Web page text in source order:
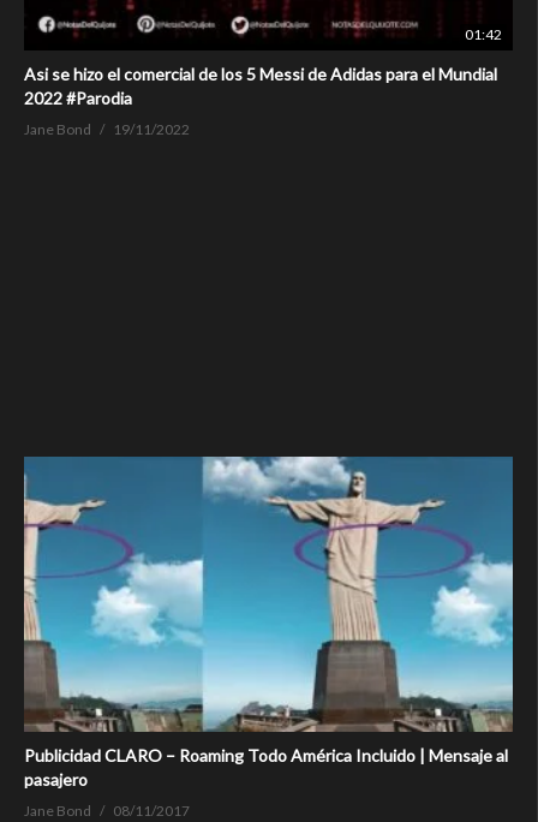
01:42
Asi se hizo el comercial de los 5 Messi de Adidas para el Mundial
2022 #Parodia
Jane Bond 19/11/2022
Publicidad CLARO – Roaming Todo América Incluido | Mensaje al
pasajero
Jane Bond 08/11/2017